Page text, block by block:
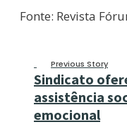
Fonte: Revista
Previous Story
Sindicato
assistência
emocional